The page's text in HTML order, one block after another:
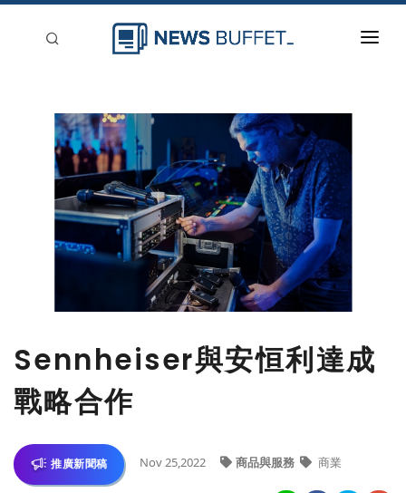
新聞稿分類
登入
刊登
Sennheiser與安恒利達成
戰略合作
推廣新聞稿 Nov 25,2022 商品與服務 商業